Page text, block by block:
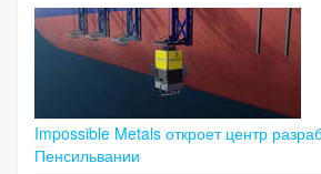
Impossible Metals откроет центр
Пенсильвании